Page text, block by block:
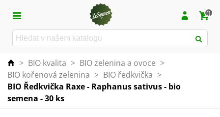
0
> BIO kvalita > BIO zelenina a ovoce >
BIO kořenová zelenina > BIO ředkvička >
BIO Ředkvička Raxe - Raphanus sativus - bio
semena - 30 ks